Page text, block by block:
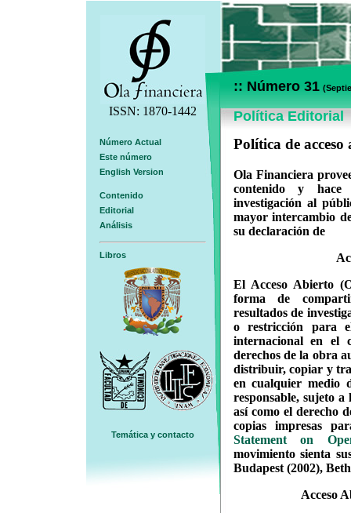
ISSN: 1870-1442
:: Número 31 (
Política Editorial
Número Actual
Este número
English Version
Contenido
Editorial
Análisis
Libros
Temática y contacto
Política de acceso
Ola Financiera
contenido y hace
investigación al
mayor intercambio
su declaración de
El Acceso Abierto
forma de
resultados de
o restricción para
internacional en
derechos de la obra
distribuir, copiar y
en cualquier medio
responsable, sujeto
así como el derecho
copias impresas
Statement on
movimiento sienta
Budapest (2002),
Acceso